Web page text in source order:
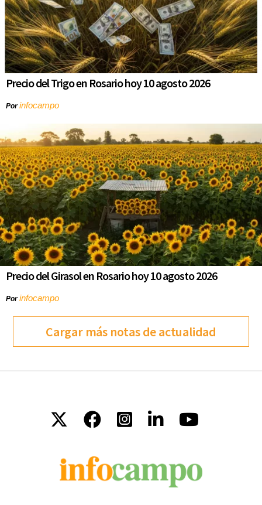
Precio del Trigo en Rosario hoy 10 agosto 2026
Porinfocampo
Precio del Girasol en Rosario hoy 10 agosto 2026
Porinfocampo
Cargar más notas de actualidad